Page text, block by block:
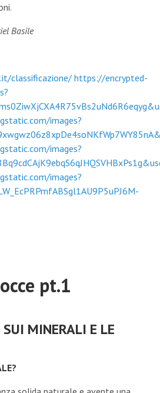
Basile
classificazione/ https://encrypted-
images?
images?
images?
pt.1
MINERALI E LE